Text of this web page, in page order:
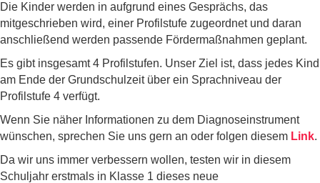
Die Kinder werden in aufgrund eines Gesprächs, das
mitgeschrieben wird, einer Profilstufe zugeordnet und daran
anschließend werden passende Fördermaßnahmen geplant.
Es gibt insgesamt 4 Profilstufen. Unser Ziel ist, dass jedes Kind
am Ende der Grundschulzeit über ein Sprachniveau der
Profilstufe 4 verfügt.
Wenn Sie näher Informationen zu dem Diagnoseinstrument
wünschen, sprechen Sie uns gern an oder folgen diesem Link.
Da wir uns immer verbessern wollen, testen wir in diesem
Schuljahr erstmals in Klasse 1 dieses neue